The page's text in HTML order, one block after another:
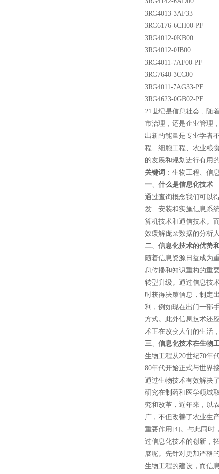
3RG4013-3AF33
3RG6176-6CH00-PF
3RG4012-0KB00
3RG4012-0JB00
3RG4011-7AF00-PF
3RG7640-3CC00
3RG4011-7AG33-PF
3RG4623-0GB02-PF
21世纪是信息社会，随
市治理，还是企业管理
出新的能量是专业学者
程、细胞工程、农业粮
的发展和规划进行有用
关键词 ：生物工程、信
一、什么是信息化技术
通过查询概念我们可以
发、安装和实施信息系
算机技术和通信技术。
效缓解庞杂数据的分析
二、信息化技术的优势
随着信息资源日益成为
息传播和知识重构的重
转型升级。通过信息技
时获得决策信息，制定
利，例如现在出门一部
方式。此外信息技术还
术正在改变人们的生活
三、信息化技术在生物
生物工程从20世纪70年
80年代开始正式与世界
通过生物技术有效解决
研究在制药和医学领域
究和改革，近年来，以
广，不但改善了农业生
重要作用[4]。与此同时
过信息化技术的创新，
展呢。先针对更加严格
生物工程的建设，而信